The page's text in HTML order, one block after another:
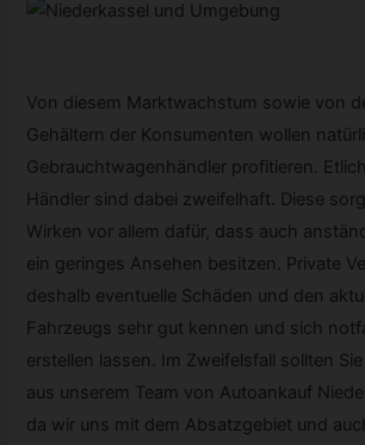
Von diesem Marktwachstum sowie von
Gehältern der Konsumenten wollen
Gebrauchtwagenhändler profitieren.
Händler sind dabei zweifelhaft. Diese
Wirken vor allem dafür, dass auch
ein geringes Ansehen besitzen. Private
deshalb eventuelle Schäden und den
Fahrzeugs sehr gut kennen und sich
erstellen lassen. Im Zweifelsfall sollten
aus unserem Team von Autoankauf
da wir uns mit dem Absatzgebiet und